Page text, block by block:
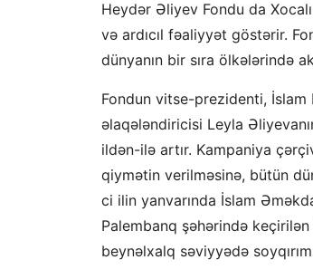
Heydər Əliyev Fondu da
və ardıcıl fəaliyyət göstərir.
dünyanın bir sıra ölkələrində
Fondun vitse-prezidenti, İslam
əlaqələndiricisi Leyla
ildən-ilə artır. Kampaniya
qiymətin verilməsinə, bütün
ci ilin yanvarında İslam
Palembanq şəhərində
beynəlxalq səviyyədə